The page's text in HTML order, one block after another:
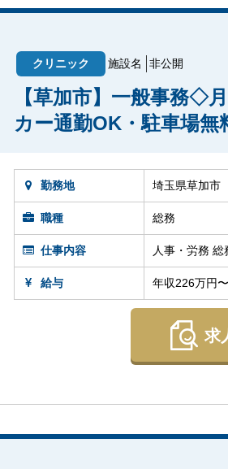
クリニック 施設名 非公開
【草加市】一般事務◇
カー通勤OK・駐車場無
勤務地 埼玉県草加市
職種 総務
仕事内容 人事・労務 総
給与 年収226万円
求